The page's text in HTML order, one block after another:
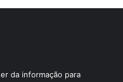
da informação para